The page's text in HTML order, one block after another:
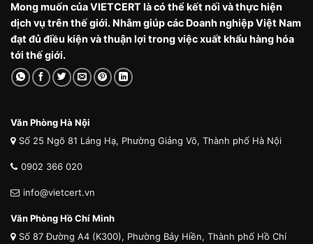
Mong muốn của VIETCERT là có thể kết nối và thực hiện
dịch vụ trên thế giới. Nhằm giúp các Doanh nghiệp Việt Nam
đạt đủ điều kiện và thuận lợi trong việc xuất khẩu hàng hóa
tới thế giới.
Văn Phòng Hà Nội
Số 25 Ngõ 81 Láng Hạ, Phường Giảng Võ, Thành phố Hà Nội
0902 366 020
info@vietcert.vn
Văn Phòng Hồ Chí Minh
Số 87 Đường A4 (K300), Phường Bảy Hiền, Thành phố Hồ Chí